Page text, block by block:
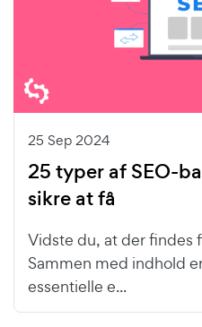
25 Sep 2024
25 typer af SEO-
sikre at få
Vidste du, at der findes
Sammen med indhold
essentielle e...